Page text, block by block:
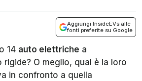
Aggiungi InsideEVs alle
fonti preferite su Google
14 auto elettriche a
O meglio, qual è la loro
in confronto a quella